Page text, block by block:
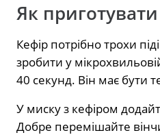
Як
Кефір потрібно трохи
зробити у
40 секунд. Він має бути
У миску з кефіром
Добре перемішайте